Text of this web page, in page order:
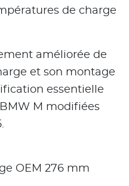
de charge
améliorée de
et son montage
essentielle
M modifiées
OEM 276 mm